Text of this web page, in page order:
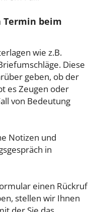
Termin beim
wie z.B.
Diese
geben, ob der
es Zeugen oder
von Bedeutung
Notizen und
in
einen Rückruf
stellen wir Ihnen